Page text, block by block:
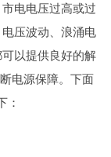
电电压过高或过
压波动、浪涌电
以提供良好的解
电源保障。下面
：